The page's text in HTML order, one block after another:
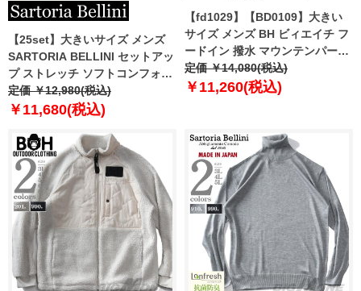
【25set】大きいサイズ メンズ
SARTORIA BELLINI セットアッ
プ ストレッチ ソフトコンフォー
トジャージー パンツ ジャストフ
ィット tzpt-2b
定価 ￥12,980(税込)
￥11,680(税込)
【fd1029】【BD0109】大きい
サイズ メンズ BH ビィエイチ フ
ードイン 撥水 マウンテンパーカ
ー 4WAYストレッチ bhb-
240401
定価 ￥14,080(税込)
￥11,260(税込)